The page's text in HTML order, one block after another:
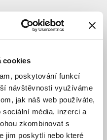
cookies
poskytování funkcí
návštěvnosti využíváme
jak náš web používáte,
média, inzerci a
zkombinovat s
jim poskytli nebo které